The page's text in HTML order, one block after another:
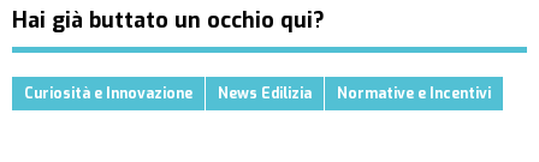
Hai già buttato un occhio qui?
Curiosità e Innovazione News Edilizia Normative e Incentivi